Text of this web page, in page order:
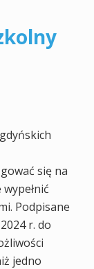
się na
Podpisane
r. do
jedno